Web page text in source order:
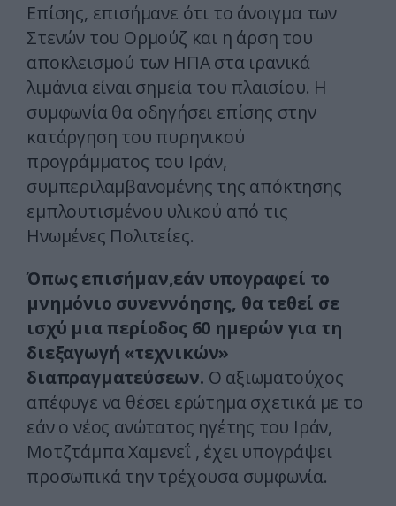
Επίσης, επισήμανε ότι το άνοιγμα των
Στενών του Ορμούζ και η άρση του
αποκλεισμού των ΗΠΑ στα ιρανικά
λιμάνια είναι σημεία του πλαισίου. Η
συμφωνία θα οδηγήσει επίσης στην
κατάργηση του πυρηνικού
προγράμματος του Ιράν,
συμπεριλαμβανομένης της απόκτησης
εμπλουτισμένου υλικού από τις
Ηνωμένες Πολιτείες.
Όπως επισήμαν,εάν υπογραφεί το
μνημόνιο συνεννόησης, θα τεθεί σε
ισχύ μια περίοδος 60 ημερών για τη
διεξαγωγή «τεχνικών»
διαπραγματεύσεων. Ο αξιωματούχος
απέφυγε να θέσει ερώτημα σχετικά με το
εάν ο νέος ανώτατος ηγέτης του Ιράν,
Μοτζτάμπα Χαμενεΐ , έχει υπογράψει
προσωπικά την τρέχουσα συμφωνία.